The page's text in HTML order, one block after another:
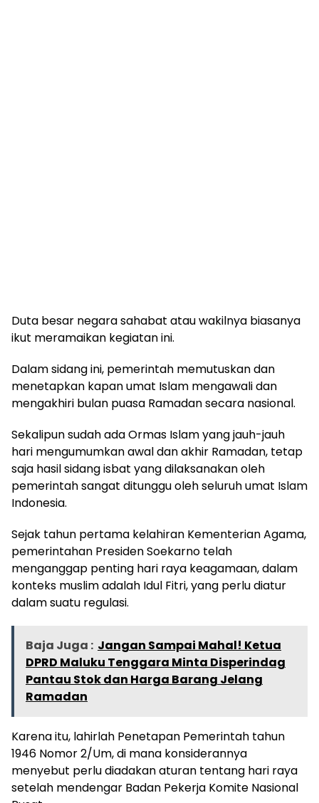
Duta besar negara sahabat atau wakilnya biasanya
ikut meramaikan kegiatan ini.
Dalam sidang ini, pemerintah memutuskan dan
menetapkan kapan umat Islam mengawali dan
mengakhiri bulan puasa Ramadan secara nasional.
Sekalipun sudah ada Ormas Islam yang jauh-jauh
hari mengumumkan awal dan akhir Ramadan, tetap
saja hasil sidang isbat yang dilaksanakan oleh
pemerintah sangat ditunggu oleh seluruh umat Islam
Indonesia.
Sejak tahun pertama kelahiran Kementerian Agama,
pemerintahan Presiden Soekarno telah
menganggap penting hari raya keagamaan, dalam
konteks muslim adalah Idul Fitri, yang perlu diatur
dalam suatu regulasi.
Baja Juga : Jangan Sampai Mahal! Ketua
DPRD Maluku Tenggara Minta Disperindag
Pantau Stok dan Harga Barang Jelang
Ramadan
Karena itu, lahirlah Penetapan Pemerintah tahun
1946 Nomor 2/Um, di mana konsiderannya
menyebut perlu diadakan aturan tentang hari raya
setelah mendengar Badan Pekerja Komite Nasional